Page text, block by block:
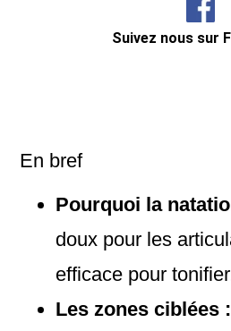
Suivez nous sur
En bref
Pourquoi la
doux pour les
efficace pour
Les zones ciblées :